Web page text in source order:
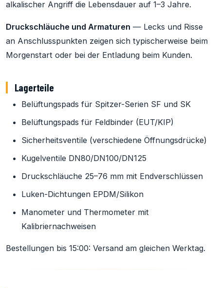
alkalischer Angriff die Lebensdauer auf 1–3 Jahre.
Druckschläuche und Armaturen — Lecks und Risse
an Anschlusspunkten zeigen sich typischerweise beim
Morgenstart oder bei der Entladung beim Kunden.
Lagerteile
Belüftungspads für Spitzer-Serien SF und SK
Belüftungspads für Feldbinder (EUT/KIP)
Sicherheitsventile (verschiedene Öffnungsdrücke)
Kugelventile DN80/DN100/DN125
Druckschläuche 25–76 mm mit Endverschlüssen
Luken-Dichtungen EPDM/Silikon
Manometer und Thermometer mit
Kalibriernachweisen
Bestellungen bis 15:00: Versand am gleichen Werktag.